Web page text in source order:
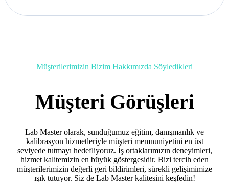
Müşterilerimizin Bizim Hakkımızda Söyledikleri
Müşteri Görüşleri
Lab Master olarak, sunduğumuz eğitim, danışmanlık ve
kalibrasyon hizmetleriyle müşteri memnuniyetini en üst
seviyede tutmayı hedefliyoruz. İş ortaklarımızın deneyimleri,
hizmet kalitemizin en büyük göstergesidir. Bizi tercih eden
müşterilerimizin değerli geri bildirimleri, sürekli gelişimimize
ışık tutuyor. Siz de Lab Master kalitesini keşfedin!